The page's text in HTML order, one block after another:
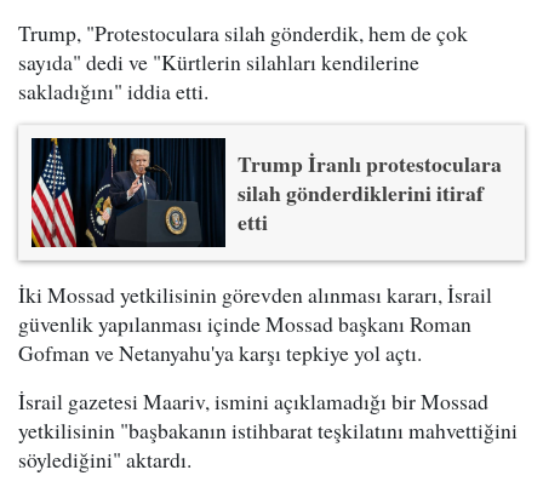
Trump, "Protestoculara silah gönderdik, hem de çok
sayıda" dedi ve "Kürtlerin silahları kendilerine
sakladığını" iddia etti.
Trump İranlı protestoculara
silah gönderdiklerini itiraf
etti
İki Mossad yetkilisinin görevden alınması kararı, İsrail
güvenlik yapılanması içinde Mossad başkanı Roman
Gofman ve Netanyahu'ya karşı tepkiye yol açtı.
İsrail gazetesi Maariv, ismini açıklamadığı bir Mossad
yetkilisinin "başbakanın istihbarat teşkilatını mahvettiğini
söylediğini" aktardı.